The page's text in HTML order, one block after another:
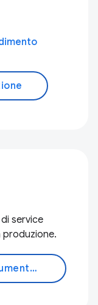
service
Leggi la documentazione